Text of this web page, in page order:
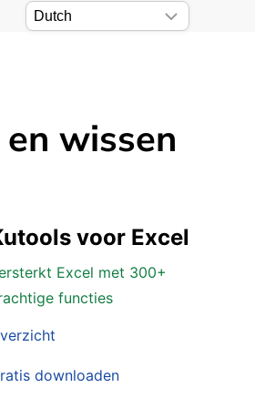
wissen
voor Excel
Excel met 300+
functies
downloaden